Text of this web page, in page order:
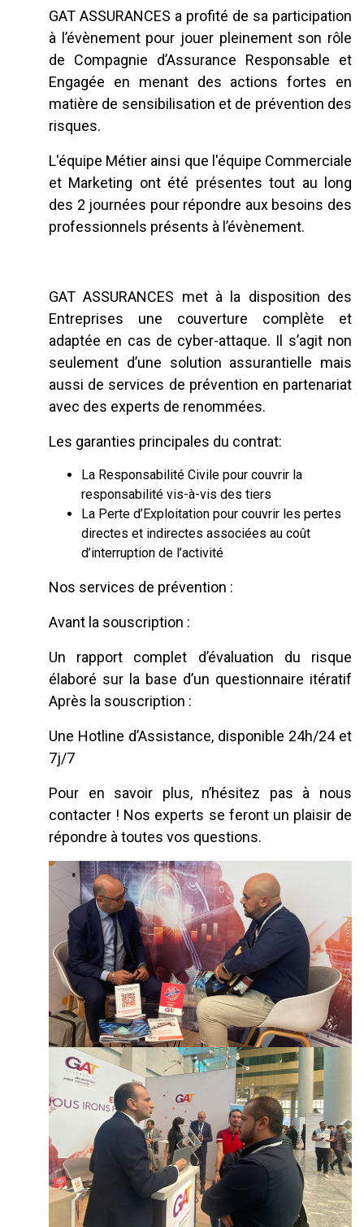
GAT ASSURANCES a profité de sa participation
à l’évènement pour jouer pleinement son rôle
de Compagnie d’Assurance Responsable et
Engagée en menant des actions fortes en
matière de sensibilisation et de prévention des
risques.
L'équipe Métier ainsi que l'équipe Commerciale
et Marketing ont été présentes tout au long
des 2 journées pour répondre aux besoins des
professionnels présents à l’évènement.
GAT ASSURANCES met à la disposition des
Entreprises une couverture complète et
adaptée en cas de cyber-attaque. Il s’agit non
seulement d’une solution assurantielle mais
aussi de services de prévention en partenariat
avec des experts de renommées.
Les garanties principales du contrat:
La Responsabilité Civile pour couvrir la
responsabilité vis-à-vis des tiers
La Perte d’Exploitation pour couvrir les pertes
directes et indirectes associées au coût
d’interruption de l’activité
Nos services de prévention :
Avant la souscription :
Un rapport complet d’évaluation du risque
élaboré sur la base d’un questionnaire itératif
Après la souscription :
Une Hotline d’Assistance, disponible 24h/24 et
7j/7
Pour en savoir plus, n’hésitez pas à nous
contacter ! Nos experts se feront un plaisir de
répondre à toutes vos questions.